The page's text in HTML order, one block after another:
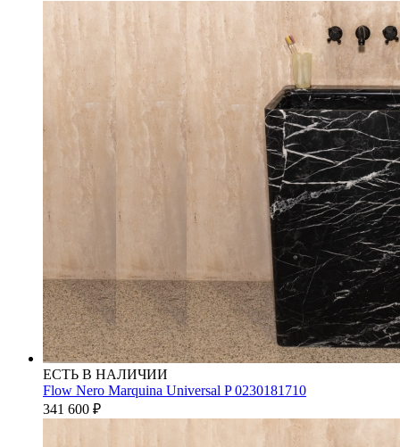
ЕСТЬ В НАЛИЧИИ
Flow Nero Marquina Universal P 0230181710
341 600 ₽